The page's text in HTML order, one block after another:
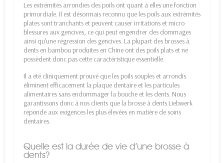
Les extrémités arrondies des poils ont quant à elles une fonction
primordiale. Il est désormais reconnu que les poils aux extrémités
plates sont tranchants et peuvent causer irritations et micro
blessures aux gencives, ce qui peut engendrer des dommages
ainsi qu’une régression des gencives. La plupart des brosses à
dents en bambou produites en Chine ont des poils plats et ne
possèdent donc pas cette caractéristique essentielle.
Il a été cliniquement prouvé que les poils souples et arrondis
éliminent efficacement la plaque dentaire et les particules
alimentaires sans endommager la bouche et les dents. Nous
garantissons donc à nos clients que la brosse à dents Liebwerk
réponde aux exigences les plus élevées en matière de soins
dentaires.
Quelle est la durée de vie d’une brosse à
dents?